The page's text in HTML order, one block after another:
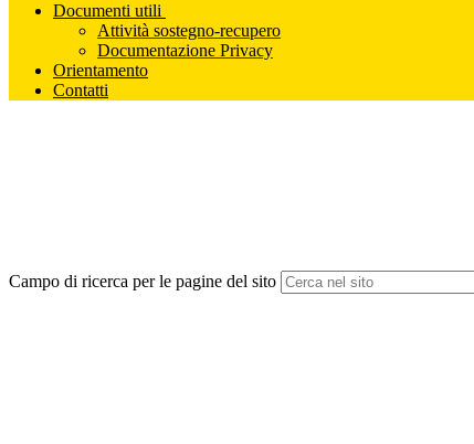
Documenti utili
Attività sostegno-recupero
Documentazione Privacy
Orientamento
Contatti
Campo di ricerca per le pagine del sito